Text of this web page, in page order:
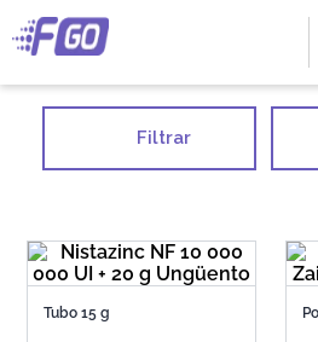
Filtrar
Tubo 15 g